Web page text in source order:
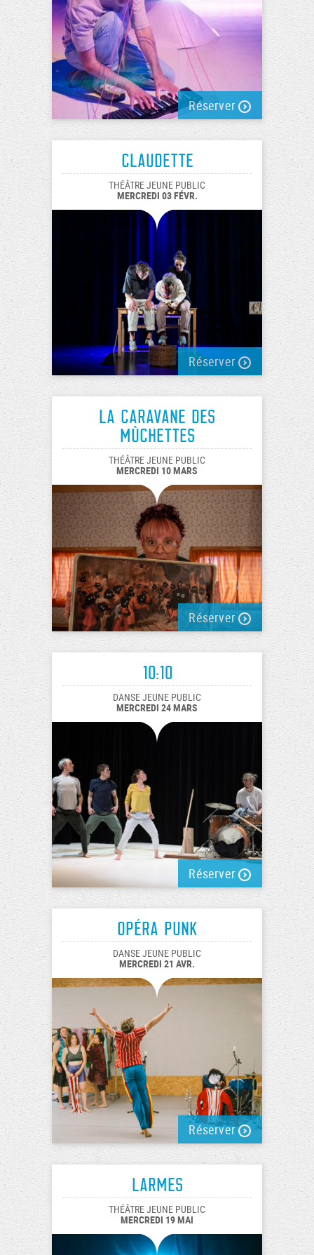
Réserver
Claudette
THÉÂTRE JEUNE PUBLIC
MERCREDI 03 FÉVR.
Réserver
La caravane des
Mûchettes
THÉÂTRE JEUNE PUBLIC
MERCREDI 10 MARS
Réserver
10:10
DANSE JEUNE PUBLIC
MERCREDI 24 MARS
Réserver
Opéra Punk
DANSE JEUNE PUBLIC
MERCREDI 21 AVR.
Réserver
Larmes
THÉÂTRE JEUNE PUBLIC
MERCREDI 19 MAI